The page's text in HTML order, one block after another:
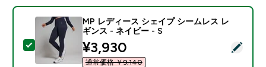
この商品を選択 - MP レディース シェイプ シームレ
MP レディース シェイプ シームレス レ
ギンス - ネイビー - S
discounted price
¥3,930‎
通常価格 ￥9,140‎